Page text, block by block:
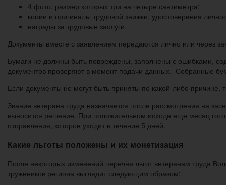
4 фото, размер которых три на четыре сантиметра;
копии и оригиналы трудовой книжки, удостоверения
награды за трудовые заслуги.
Документы вместе с заявлением передаются лично или через
Бумаги не должны быть повреждены, заполнены с ошибками,
документов проверяют в момент подачи данных. Собранные
Если документы не могут быть приняты по какой-либо
Звание ветерана труда назначается после рассмотрения на
выносится решение. При положительном исходе еще месяц
отправления, которое уходит в течение 5 дней.
Какие льготы положены и их монетизация
После некоторых изменений перечня льгот ветеранам труда
тружеников региона выглядит следующим образом: